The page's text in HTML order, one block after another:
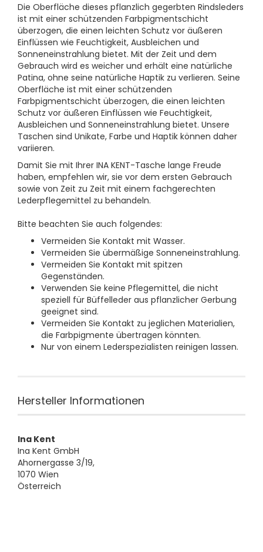
Die Oberfläche dieses pflanzlich gegerbten Rindsleders
ist mit einer schützenden Farbpigmentschicht
überzogen, die einen leichten Schutz vor äußeren
Einflüssen wie Feuchtigkeit, Ausbleichen und
Sonneneinstrahlung bietet. Mit der Zeit und dem
Gebrauch wird es weicher und erhält eine natürliche
Patina, ohne seine natürliche Haptik zu verlieren. Seine
Oberfläche ist mit einer schützenden
Farbpigmentschicht überzogen, die einen leichten
Schutz vor äußeren Einflüssen wie Feuchtigkeit,
Ausbleichen und Sonneneinstrahlung bietet. Unsere
Taschen sind Unikate, Farbe und Haptik können daher
variieren.
Damit Sie mit Ihrer INA KENT-Tasche lange Freude
haben, empfehlen wir, sie vor dem ersten Gebrauch
sowie von Zeit zu Zeit mit einem fachgerechten
Lederpflegemittel zu behandeln.
Bitte beachten Sie auch folgendes:
Vermeiden Sie Kontakt mit Wasser.
Vermeiden Sie übermäßige Sonneneinstrahlung.
Vermeiden Sie Kontakt mit spitzen
Gegenständen.
Verwenden Sie keine Pflegemittel, die nicht
speziell für Büffelleder aus pflanzlicher Gerbung
geeignet sind.
Vermeiden Sie Kontakt zu jeglichen Materialien,
die Farbpigmente übertragen könnten.
Nur von einem Lederspezialisten reinigen lassen.
Hersteller Informationen
Ina Kent
Ina Kent GmbH
Ahornergasse 3/19,
1070 Wien
Österreich